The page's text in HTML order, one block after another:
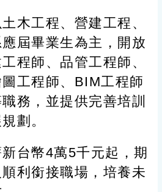
木工程、營建工程、
屆畢業生為主，開放
程師、品管工程師、
工程師、BIM工程師
務 ，並提供完善培訓
劃。
台幣4萬5千元起，期
利銜接職場，培養未